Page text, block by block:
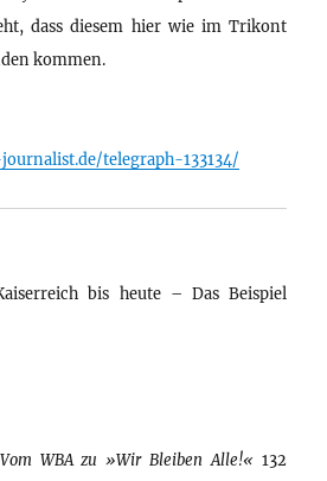
dass diesem hier wie im Trikont
kommen.
telegraph-133134/
bis heute – Das Beispiel
Vom WBA zu »Wir Bleiben Alle!« 132